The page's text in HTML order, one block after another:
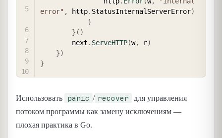
error" , http. StatusInternalServerError)
}
} ( )
        next
. ServeHTTP(w, r)
})
}
Использовать panic / recover
для управления
потоком программы как замену исключениям —
плохая практика в Go.